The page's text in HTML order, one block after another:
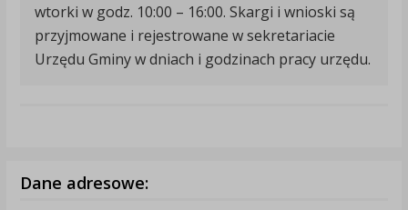
wtorki w godz. 10:00 – 16:00. Skargi i wnioski są
przyjmowane i rejestrowane w sekretariacie
Urzędu Gminy w dniach i godzinach pracy urzędu.
Dane adresowe: